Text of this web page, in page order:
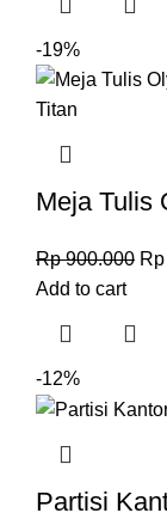
-19%
Meja Tulis
Rp900.000 Rp
Add to cart
-12%
Partisi